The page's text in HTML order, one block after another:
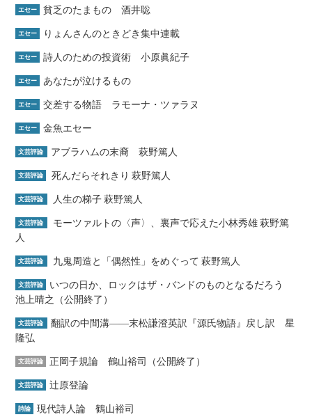
エセー 貧乏のたまもの 酒井聡
エセー りょんさんのときどき集中連載
エセー 詩人のための投資術 小原眞紀子
エセー あなたが泣けるもの
エセー 交差する物語 ラモーナ・ツァラヌ
エセー 金魚エセー
文芸評論 アブラハムの末裔 萩野篤人
文芸評論 死んだらそれきり 萩野篤人
文芸評論 人生の梯子 萩野篤人
文芸評論
モーツァルトの〈声〉、裏声で応えた小林秀雄 萩野篤
人
文芸評論 九鬼周造と「偶然性」をめぐって 萩野篤人
文芸評論
いつの日か、ロックはザ・バンドのものとなるだろう
池上晴之（公開終了）
文芸評論
翻訳の中間溝――末松謙澄英訳『源氏物語』戻し訳 星
隆弘
文芸評論 正岡子規論 鶴山裕司（公開終了）
文芸評論 辻原登論
詩論 現代詩人論 鶴山裕司